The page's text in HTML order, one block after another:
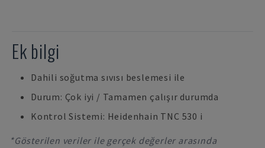
Ek bilgi
Dahili soğutma sıvısı beslemesi ile
Durum: Çok iyi / Tamamen çalışır durumda
Kontrol Sistemi: Heidenhain TNC 530 i
*Gösterilen veriler ile gerçek değerler arasında